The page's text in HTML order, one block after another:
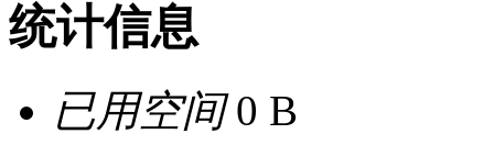
统计信息
已用空间0 B